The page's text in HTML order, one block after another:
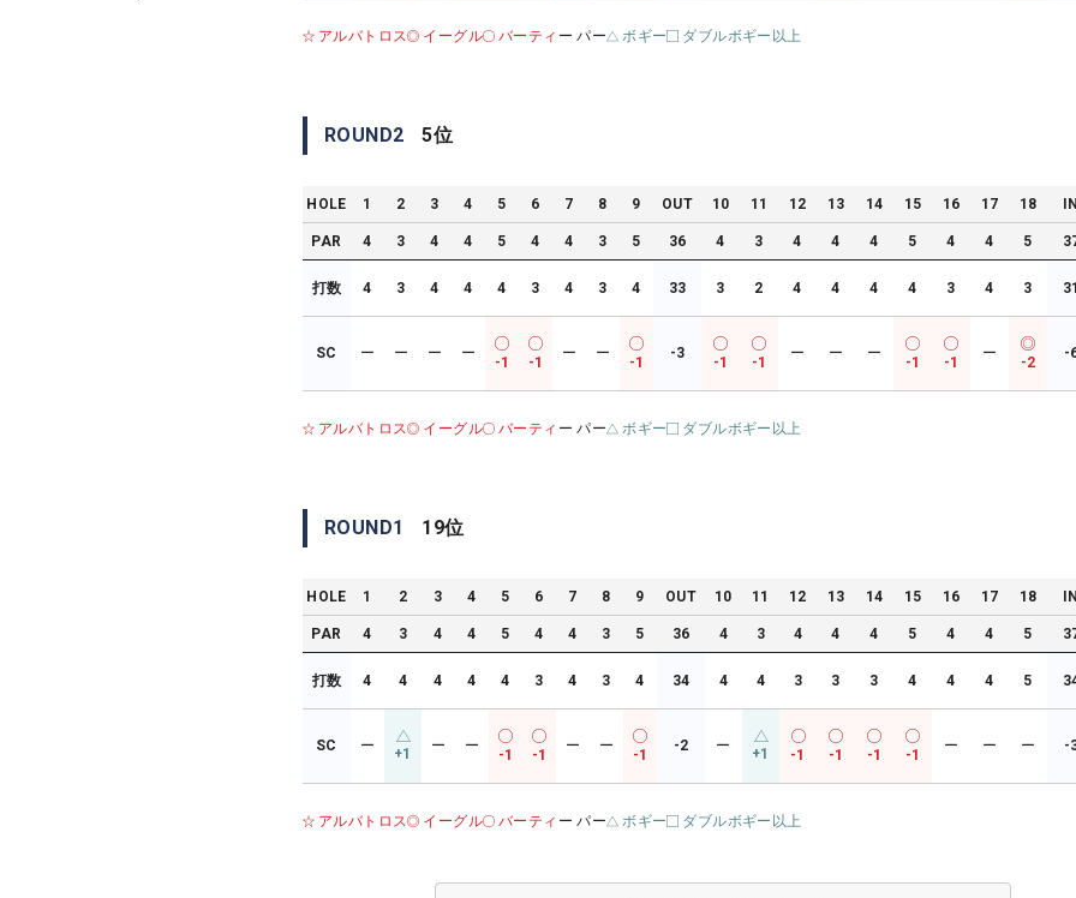
アルバトロス イーグル バーティ ー パー ボギー ダブルボギー以上
ROUND2 5位
HOLE 1 2 3 4 5 6 7 8 9 OUT 10 11 12 13 14 15 16 17 18
PAR 4 3 4 4 5 4 4 3 5 36 4 3 4 4 4 5 4 4 5
打数 4 3 4 4 4 3 4 3 4 33 3 2 4 4 4 4 3 4 3
SC ー ー ー ー
-1 -1
ー ー
-1
-3
-1 -1
ー ー ー
-1 -1
ー
-2
-
アルバトロス イーグル バーティ ー パー ボギー ダブルボギー以上
ROUND1 19位
HOLE 1 2 3 4 5 6 7 8 9 OUT 10 11 12 13 14 15 16 17 18
PAR 4 3 4 4 5 4 4 3 5 36 4 3 4 4 4 5 4 4 5
打数 4 4 4 4 4 3 4 3 4 34 4 4 3 3 3 4 4 4 5
SC ー +1 ー ー
-1 -1
ー ー
-1
-2 ー +1 -1 -1 -1 -1
ー ー ー -
アルバトロス イーグル バーティ ー パー ボギー ダブルボギー以上